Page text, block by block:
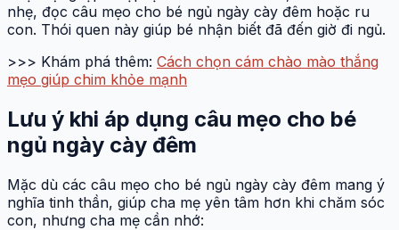
nhẹ, đọc câu mẹo cho bé ngủ ngày cày đêm hoặc ru
con. Thói quen này giúp bé nhận biết đã đến giờ đi ngủ.
>>> Khám phá thêm: Cách chọn cám chào mào thắng
mẹo giúp chim khỏe mạnh
Lưu ý khi áp dụng câu mẹo cho bé
ngủ ngày cày đêm
Mặc dù các câu mẹo cho bé ngủ ngày cày đêm mang ý
nghĩa tinh thần, giúp cha mẹ yên tâm hơn khi chăm sóc
con, nhưng cha mẹ cần nhớ: